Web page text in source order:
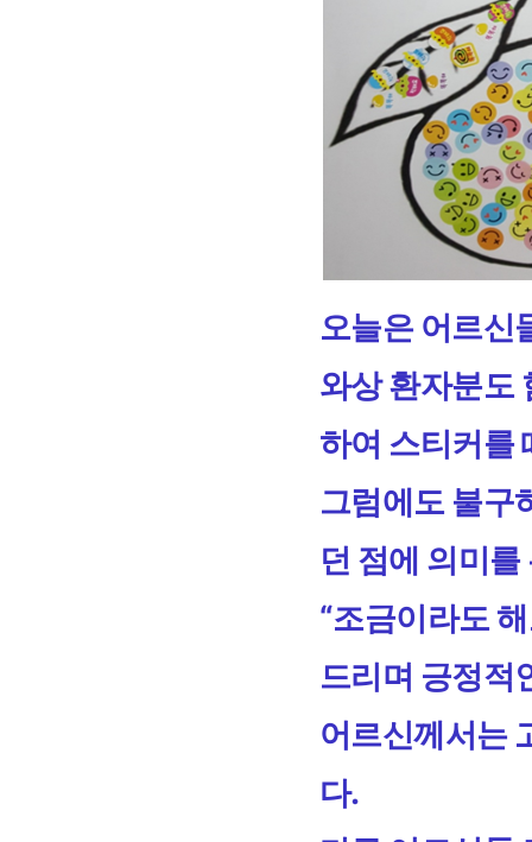
오늘은 어르신
와상 환자분도
하여 스티커를
그럼에도 불구
던 점에 의미를
“조금이라도
드리며 긍정적
어르신께서는
다.